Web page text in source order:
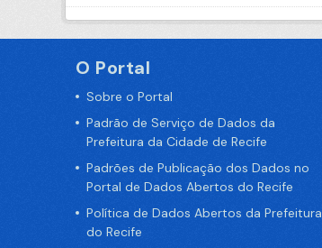
O Portal
Sobre o Portal
Padrão de Serviço de Dados da
Prefeitura da Cidade de Recife
Padrões de Publicação dos Dados no
Portal de Dados Abertos do Recife
Política de Dados Abertos da Prefeitura
do Recife